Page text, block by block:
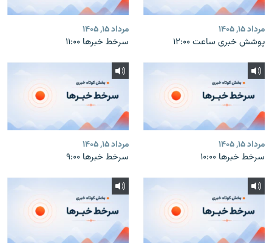
مرداد ۱۵, ۱۴۰۵
پوشش خبری ساعت ۱۲:۰۰
مرداد ۱۵, ۱۴۰۵
سرخط خبرها ۱۱:۰۰
مرداد ۱۵, ۱۴۰۵
سرخط خبرها ۱۰:۰۰
مرداد ۱۵, ۱۴۰۵
سرخط خبرها ۹:۰۰